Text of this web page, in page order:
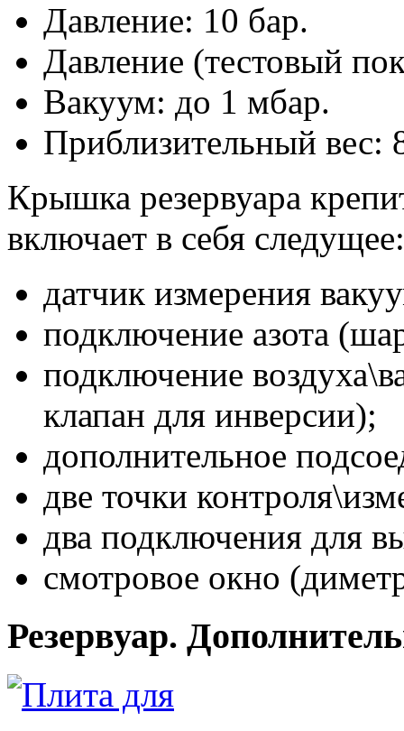
Давление: 10 бар.
Давление (тестовый
Вакуум: до 1 мбар.
Приблизительный вес:
Крышка резервуара
включает в себя следущее:
датчик измерения
подключение азота
подключение
клапан для инверсии);
дополнительное
две точки
два подключения для
смотровое окно
Резервуар.